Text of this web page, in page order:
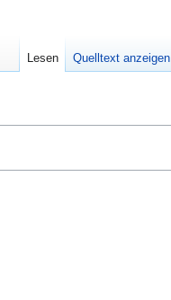
Lesen Quelltext anzeigen